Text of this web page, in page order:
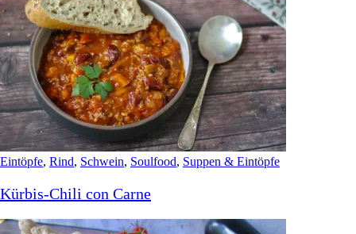
Eintöpfe, Rind, Schwein, Soulfood, Suppen & Eintöpfe
Kürbis-Chili con Carne